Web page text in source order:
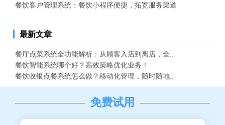
餐饮客户管理系统：餐饮小程序便捷，拓宽服务渠道
最新文章
餐厅点菜系统全功能解析：从顾客入店到离店，全..
餐饮智能系统哪个好？高效策略优化业务！
餐饮收银点餐系统怎么做？移动化管理，随时随地..
免费试用